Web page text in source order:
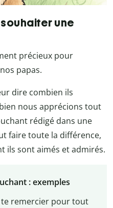
une
précieux pour
papas.
dire combien ils
nous apprécions tout
rédigé dans une
faire toute la différence,
ils sont aimés et admirés.
: exemples
te remercier pour tout